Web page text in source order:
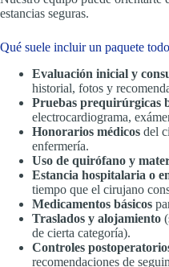
estancias seguras.
Qué suele incluir un paquete
Evaluación inicial y
historial, fotos y
Pruebas prequirúrgicas
electrocardiograma,
Honorarios médicos del
enfermería.
Uso de quirófano y
Estancia hospitalaria o
tiempo que el cirujano
Medicamentos básicos
Traslados y alojamiento
de cierta categoría).
Controles
recomendaciones de